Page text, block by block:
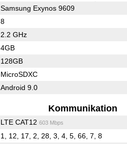
Samsung Exynos 9609
8
2.2 GHz
4GB
128GB
MicroSDXC
Android 9.0
Kommunikation
LTE CAT12 603 Mbps
1, 12, 17, 2, 28, 3, 4, 5, 66, 7, 8